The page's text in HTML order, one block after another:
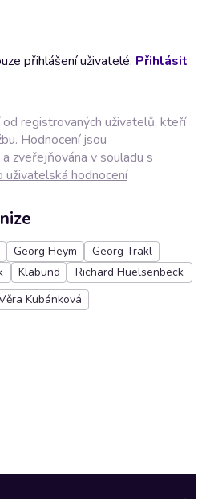
přihlášení uživatelé. Přihlásit
od registrovaných uživatelů, kteří
Hodnocení jsou
zveřejňována v souladu s
uživatelská hodnocení
Georg Heym
Georg Trakl
Klabund
Richard Huelsenbeck
Kubánková